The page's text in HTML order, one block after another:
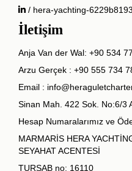
/ hera-yachting-6229b8193
İletişim
Anja Van der Wal: +90 534
Arzu Gerçek : +90 555 734
Email :
Sinan Mah. 422 Sok. No:6/3
Hesap Numaralarımız ve
MARMARİS HERA
SEYAHAT ACENTESİ
TURSAB no: 16110